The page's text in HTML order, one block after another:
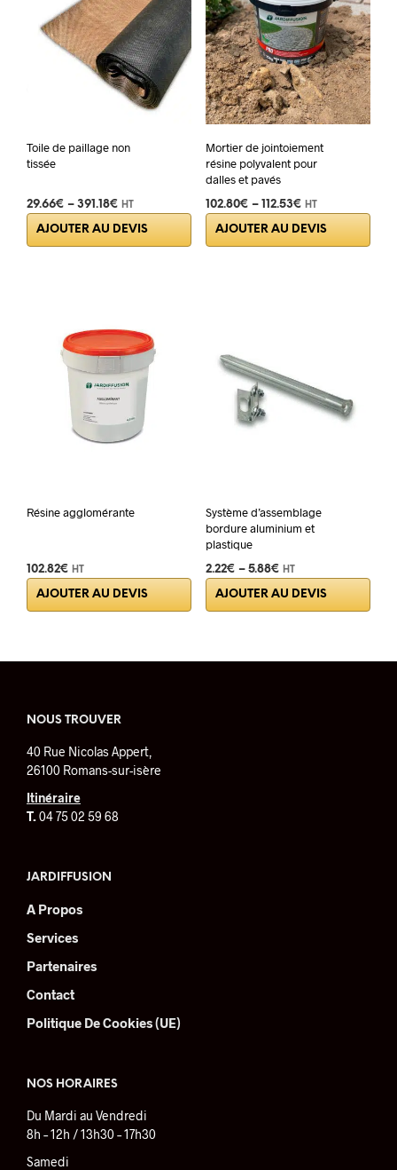
Toile de paillage non
tissée
29.66€ – 391.18€ HT
AJOUTER AU DEVIS
Ce
produit
peuvent
choisies
Mortier de jointoiement
résine polyvalent pour
dalles et pavés
102.80€ – 112.53€ HT
AJOUTER AU DEVIS
Ce
Résine agglomérante
102.82€ HT
AJOUTER AU DEVIS
Système d’assemblage
bordure aluminium et
plastique
2.22€ – 5.88€ HT
AJOUTER AU DEVIS
Ce
NOUS TROUVER
40 Rue Nicolas Appert,
26100 Romans-sur-isère
Itinéraire
T.04 75 02 59 68
JARDIFFUSION
A Propos
Services
Partenaires
Contact
Politique De Cookies (UE)
NOS HORAIRES
Du Mardi au Vendredi
8h – 12h / 13h30 – 17h30
Samedi